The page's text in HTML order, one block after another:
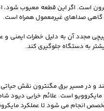
است. اگر این قطعه معیوب
گاهی صداهای غیرمعمول همراه است.
مجدد آن به دلیل خطرات
به دستگاه جلوگیری کند.
و در مسیر برق مگنترون نقش
مایکروویو است. علائم خرابی
انجام می‌ شود تا عملکرد